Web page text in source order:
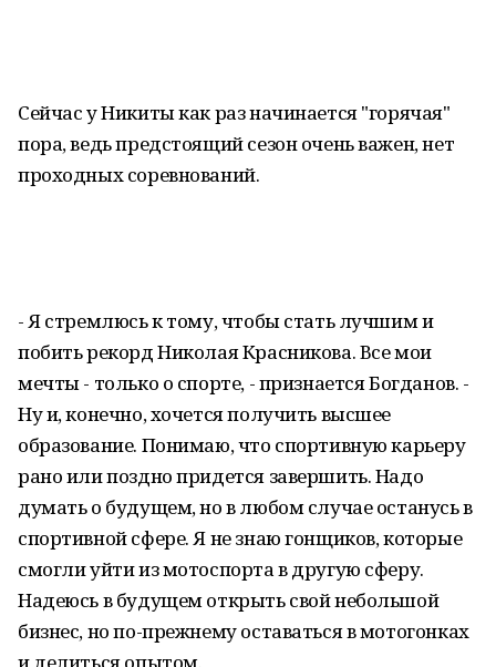
Сейчас у Никиты как раз начинается "горячая"
пора, ведь предстоящий сезон очень важен, нет
проходных соревнований.
- Я стремлюсь к тому, чтобы стать лучшим и
побить рекорд Николая Красникова. Все мои
мечты - только о спорте, - признается Богданов. -
Ну и, конечно, хочется получить высшее
образование. Понимаю, что спортивную карьеру
рано или поздно придется завершить. Надо
думать о будущем, но в любом случае останусь в
спортивной сфере. Я не знаю гонщиков, которые
смогли уйти из мотоспорта в другую сферу.
Надеюсь в будущем открыть свой небольшой
бизнес, но по-прежнему оставаться в мотогонках